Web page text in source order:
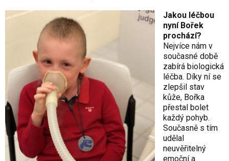
Jakou léčbou
nyní Bořek
prochází?
Nejvíce nám v
současné době
zabírá biologická
léčba. Díky ní se
zlepšil stav
kůže, Bořka
přestal bolet
každý pohyb.
Současně s tím
udělal
neuvěřitelný
emoční a